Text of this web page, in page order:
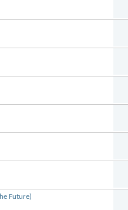
Future)